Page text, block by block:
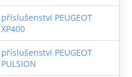
příslušenství PEUGEOT
XP400
příslušenství PEUGEOT
PULSION